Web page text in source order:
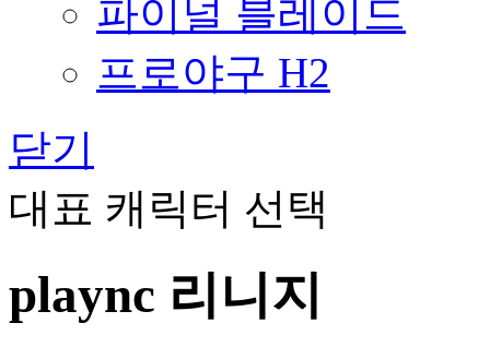
파이널 블레이드
프로야구 H2
닫기
대표 캐릭터 선택
plaync 리니지